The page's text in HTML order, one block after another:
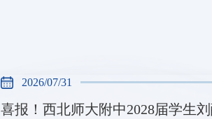
2026/07/31
喜报！西北师大附中2028届学生